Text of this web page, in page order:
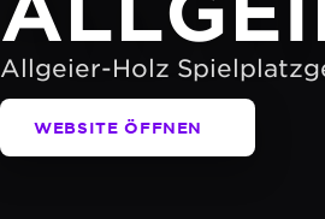
Allgeier-Holz
WEBSITE ÖFFNEN